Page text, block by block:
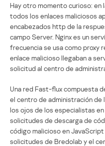
Hay otro momento curioso: en
todos los enlaces maliciosos
encabezados http de la
campo Server. Nginx es un
frecuencia se usa como proxy
enlace malicioso llegaban a
solicitud al centro de
Una red Fast-flux compuesta
el centro de administración de
los ojos de los especialistas
solicitudes de descarga de
código malicioso en
solicitudes de Bredolab y el